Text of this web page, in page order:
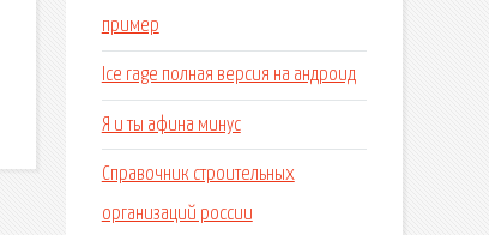
пример
Ice rage полная версия на андроид
Я и ты афина минус
Справочник строительных
организаций россии